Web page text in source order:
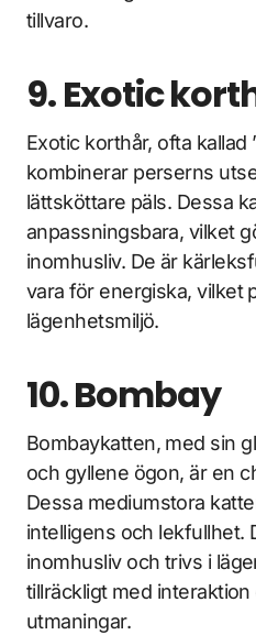
tillvaro.
9. Exotic
Exotic korthår, ofta kallad
kombinerar perserns
lättsköttare päls. Dessa
anpassningsbara, vilket
inomhusliv. De är
vara för energiska, vilket
lägenhetsmiljö.
10. Bombay
Bombaykatten, med sin
och gyllene ögon, är en
Dessa mediumstora
intelligens och lekfullhet.
inomhusliv och trivs i
tillräckligt med
utmaningar.